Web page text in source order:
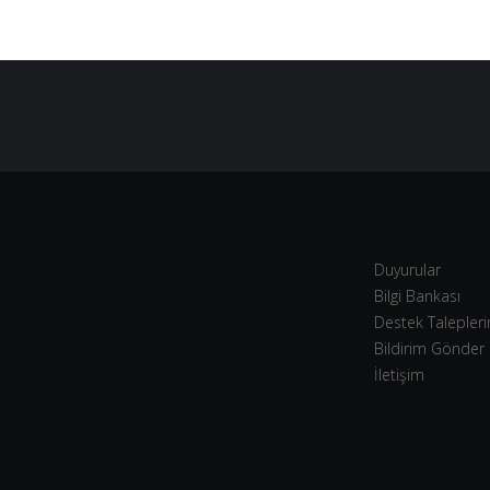
Duyurular
Bilgi Bankası
Destek
Bildirim Gönder
İletişim